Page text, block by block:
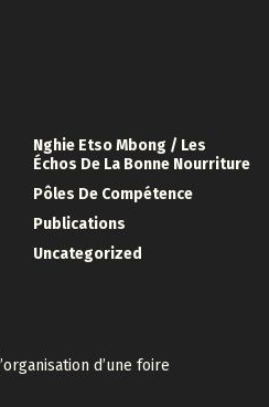
Nghie Etso Mbong / Les
Échos De La Bonne Nourriture
Pôles De Compétence
Publications
Uncategorized
d’une foire